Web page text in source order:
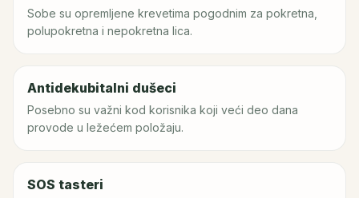
Sobe su opremljene krevetima pogodnim za pokretna,
polupokretna i nepokretna lica.
Antidekubitalni dušeci
Posebno su važni kod korisnika koji veći deo dana
provode u ležećem položaju.
SOS tasteri